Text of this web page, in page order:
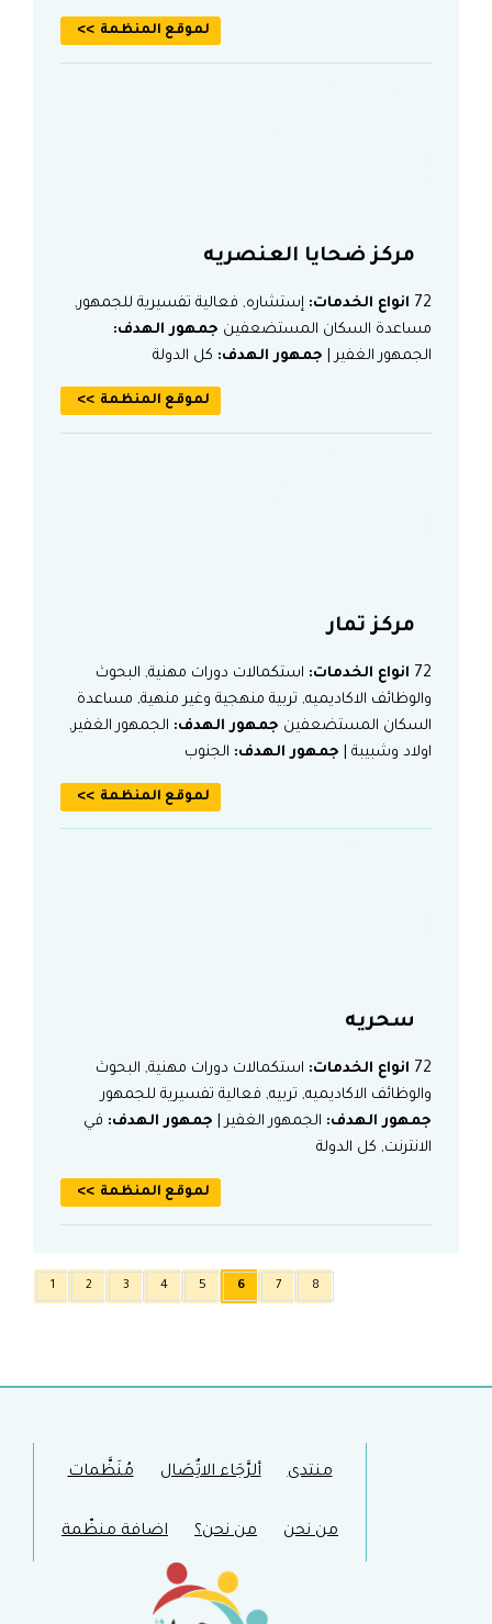
لموقع المنظمة
مركز ضحايا العنصريه
72 انواع الخدمات: إستشاره, فعالية تفسيرية للجمهور,
مساعدة السكان المستضعفين جمهور الهدف:
الجمهور الغفير | جمهور الهدف: كل الدولة
لموقع المنظمة
مركز تمار
72 انواع الخدمات: استكمالات دورات مهنية, البحوث
والوظائف الاكاديميه, تربية منهجية وغير منهية, مساعدة
السكان المستضعفين جمهور الهدف: الجمهور الغفير,
اولاد وشبيبة | جمهور الهدف: الجنوب
لموقع المنظمة
سحريه
72 انواع الخدمات: استكمالات دورات مهنية, البحوث
والوظائف الاكاديميه, تربيه, فعالية تفسيرية للجمهور
جمهور الهدف: الجمهور الغفير | جمهور الهدف: في
الانترنت, كل الدولة
لموقع المنظمة
1 2 3 4 5 6 7 8
منتدى ألرَّجَاء الاتٌِصَال مُنَظَّمات
من نحن من نحن؟ اضافة منظّمة